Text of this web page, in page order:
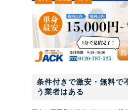
条件付きで激安・無料で
う業者はある